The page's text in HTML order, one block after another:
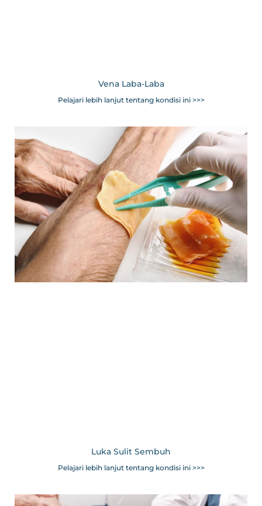
Vena Laba-Laba
Pelajari lebih lanjut tentang kondisi ini >>>
Luka Sulit Sembuh
Pelajari lebih lanjut tentang kondisi ini >>>